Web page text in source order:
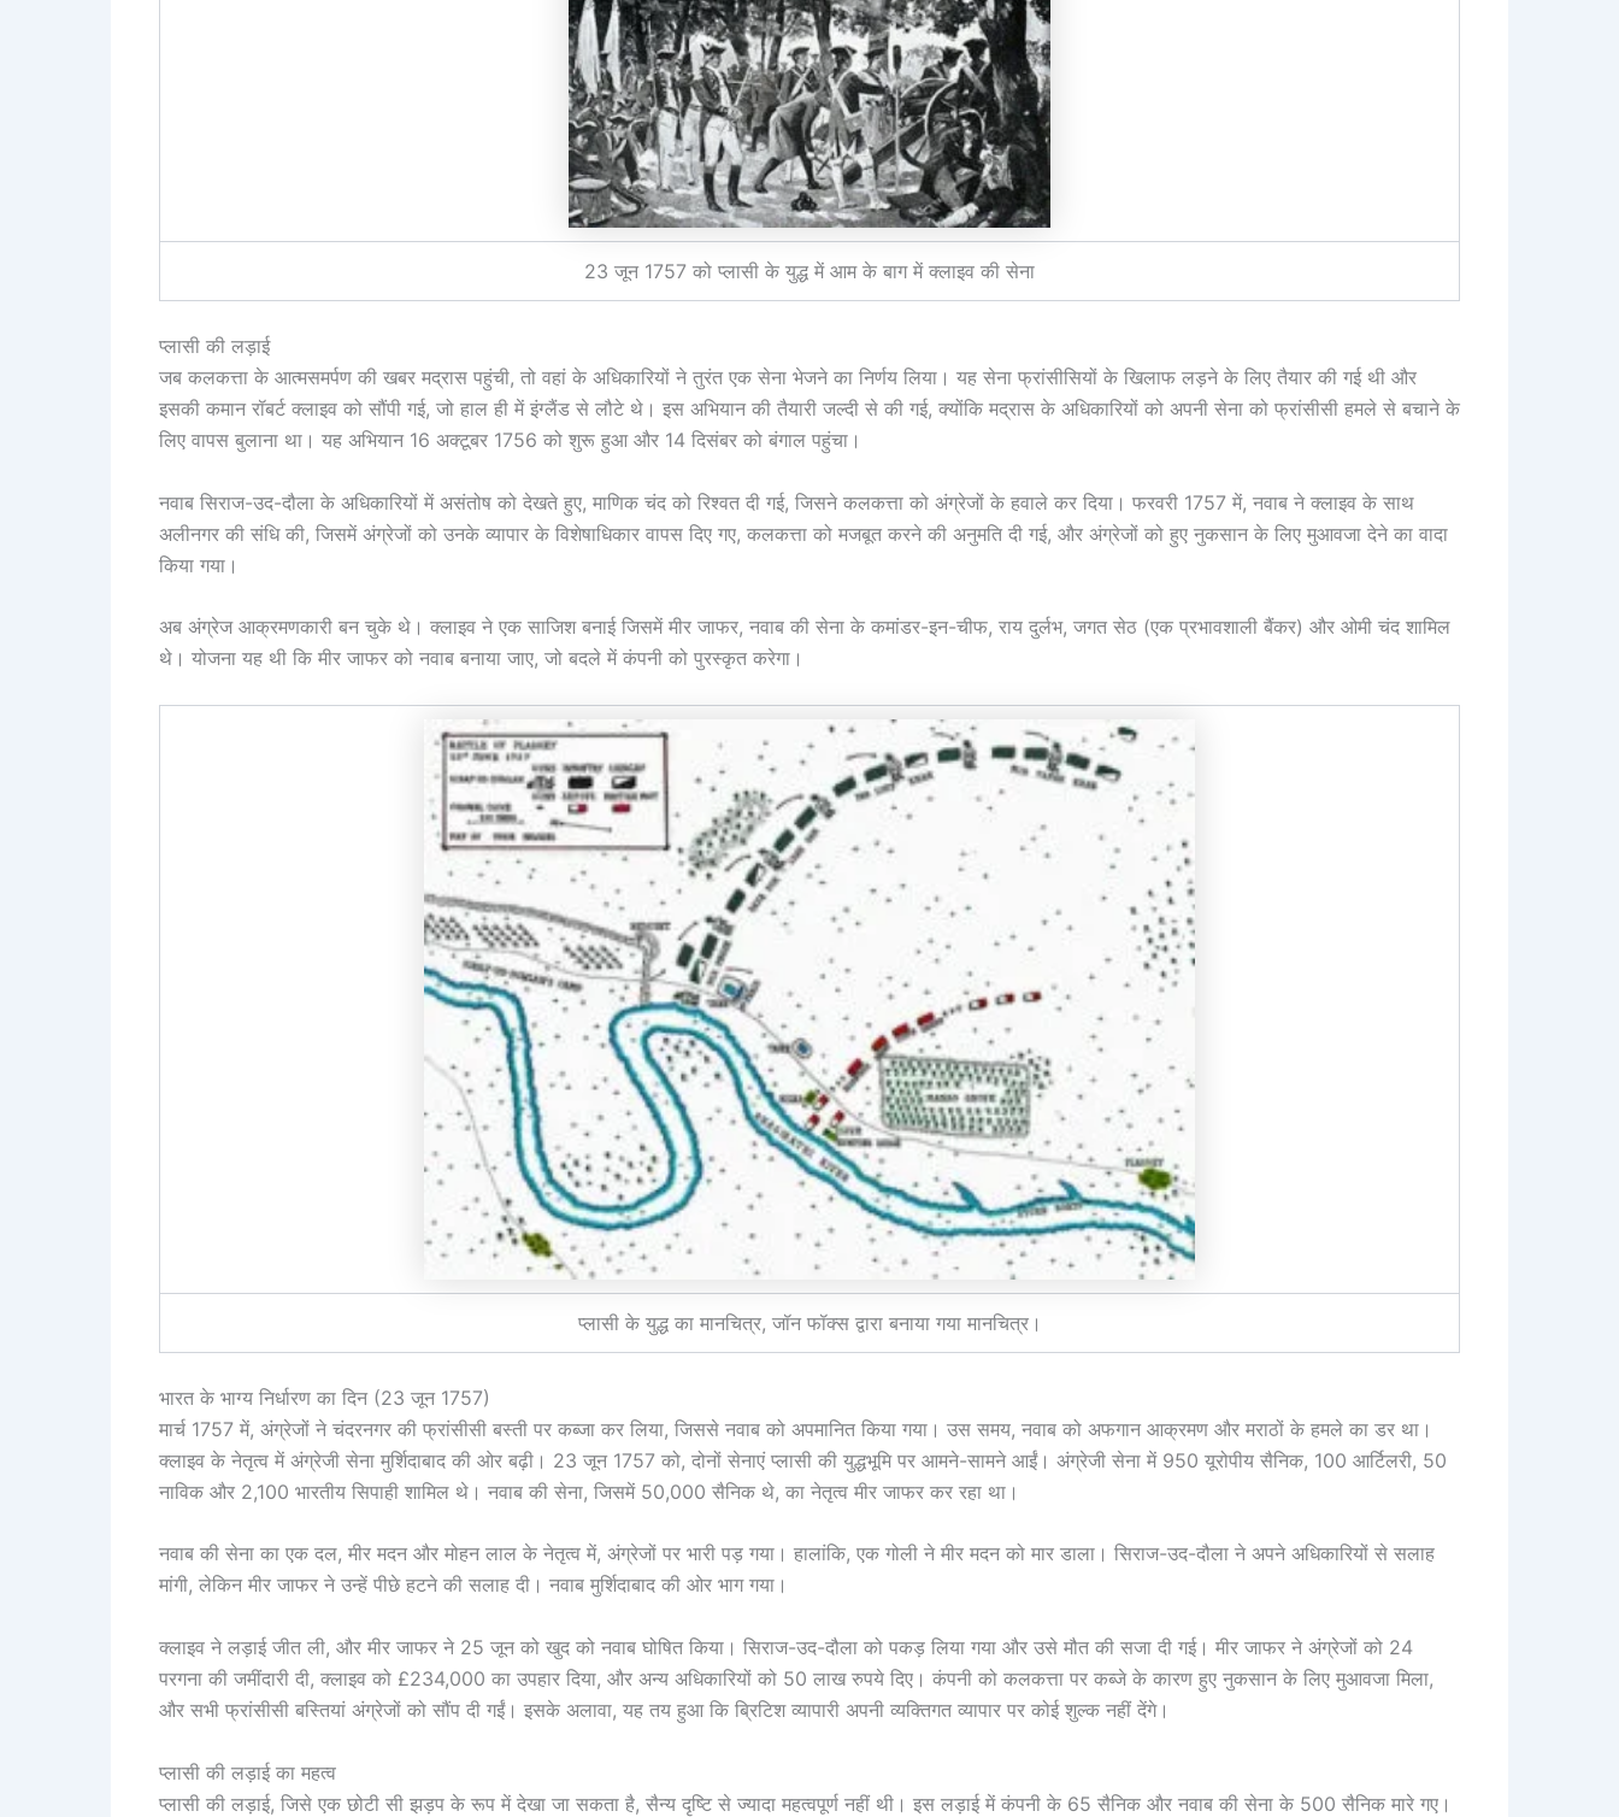
23 जून 1757 को प्लासी के युद्ध में आम के बाग में क्लाइव की सेना
प्लासी की लड़ाई
जब कलकत्ता के आत्मसमर्पण की खबर मद्रास पहुंची, तो वहां के अधिकारियों ने तुरंत एक सेना भेजने का निर्णय लिया। यह सेना फ्रांसीसियों के खिलाफ लड़ने के लिए तैयार की गई थी और
इसकी कमान रॉबर्ट क्लाइव को सौंपी गई, जो हाल ही में इंग्लैंड से लौटे थे। इस अभियान की तैयारी जल्दी से की गई, क्योंकि मद्रास के अधिकारियों को अपनी सेना को फ्रांसीसी हमले से बचाने के
लिए वापस बुलाना था। यह अभियान 16 अक्टूबर 1756 को शुरू हुआ और 14 दिसंबर को बंगाल पहुंचा।
नवाब सिराज-उद-दौला के अधिकारियों में असंतोष को देखते हुए, माणिक चंद को रिश्वत दी गई, जिसने कलकत्ता को अंग्रेजों के हवाले कर दिया। फरवरी 1757 में, नवाब ने क्लाइव के साथ
अलीनगर की संधि की, जिसमें अंग्रेजों को उनके व्यापार के विशेषाधिकार वापस दिए गए, कलकत्ता को मजबूत करने की अनुमति दी गई, और अंग्रेजों को हुए नुकसान के लिए मुआवजा देने का वादा
किया गया।
अब अंग्रेज आक्रमणकारी बन चुके थे। क्लाइव ने एक साजिश बनाई जिसमें मीर जाफर, नवाब की सेना के कमांडर-इन-चीफ, राय दुर्लभ, जगत सेठ (एक प्रभावशाली बैंकर) और ओमी चंद शामिल
थे। योजना यह थी कि मीर जाफर को नवाब बनाया जाए, जो बदले में कंपनी को पुरस्कृत करेगा।
प्लासी के युद्ध का मानचित्र, जॉन फॉक्स द्वारा बनाया गया मानचित्र।
भारत के भाग्य निर्धारण का दिन (23 जून 1757)
मार्च 1757 में, अंग्रेजों ने चंदरनगर की फ्रांसीसी बस्ती पर कब्जा कर लिया, जिससे नवाब को अपमानित किया गया। उस समय, नवाब को अफगान आक्रमण और मराठों के हमले का डर था।
क्लाइव के नेतृत्व में अंग्रेजी सेना मुर्शिदाबाद की ओर बढ़ी। 23 जून 1757 को, दोनों सेनाएं प्लासी की युद्धभूमि पर आमने-सामने आईं। अंग्रेजी सेना में 950 यूरोपीय सैनिक, 100 आर्टिलरी, 50
नाविक और 2,100 भारतीय सिपाही शामिल थे। नवाब की सेना, जिसमें 50,000 सैनिक थे, का नेतृत्व मीर जाफर कर रहा था।
नवाब की सेना का एक दल, मीर मदन और मोहन लाल के नेतृत्व में, अंग्रेजों पर भारी पड़ गया। हालांकि, एक गोली ने मीर मदन को मार डाला। सिराज-उद-दौला ने अपने अधिकारियों से सलाह
मांगी, लेकिन मीर जाफर ने उन्हें पीछे हटने की सलाह दी। नवाब मुर्शिदाबाद की ओर भाग गया।
क्लाइव ने लड़ाई जीत ली, और मीर जाफर ने 25 जून को खुद को नवाब घोषित किया। सिराज-उद-दौला को पकड़ लिया गया और उसे मौत की सजा दी गई। मीर जाफर ने अंग्रेजों को 24
परगना की जमींदारी दी, क्लाइव को £234,000 का उपहार दिया, और अन्य अधिकारियों को 50 लाख रुपये दिए। कंपनी को कलकत्ता पर कब्जे के कारण हुए नुकसान के लिए मुआवजा मिला,
और सभी फ्रांसीसी बस्तियां अंग्रेजों को सौंप दी गईं। इसके अलावा, यह तय हुआ कि ब्रिटिश व्यापारी अपनी व्यक्तिगत व्यापार पर कोई शुल्क नहीं देंगे।
प्लासी की लड़ाई का महत्व
प्लासी की लड़ाई, जिसे एक छोटी सी झड़प के रूप में देखा जा सकता है, सैन्य दृष्टि से ज्यादा महत्वपूर्ण नहीं थी। इस लड़ाई में कंपनी के 65 सैनिक और नवाब की सेना के 500 सैनिक मारे गए।